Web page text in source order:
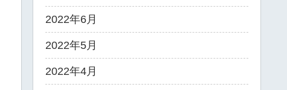
2022年6月
2022年5月
2022年4月